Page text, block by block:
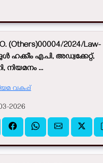
(Others)00004/2024/Law-
എ.പി, അഡ്വക്കേറ്റ്,
നിയമനം ...
വകുപ്പ്
2026